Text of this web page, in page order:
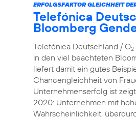
ERFOLGSFAKTOR GLEICHHEIT
Telefónica
Bloomberg
Telefónica Deutschland / O2
in den viel beachteten
liefert damit ein gutes
Chancengleichheit von
Unternehmenserfolg ist
2020: Unternehmen mit
Wahrscheinlichkeit,